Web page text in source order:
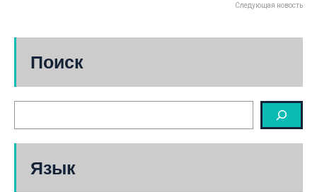
Следующая новость
Поиск
Язык